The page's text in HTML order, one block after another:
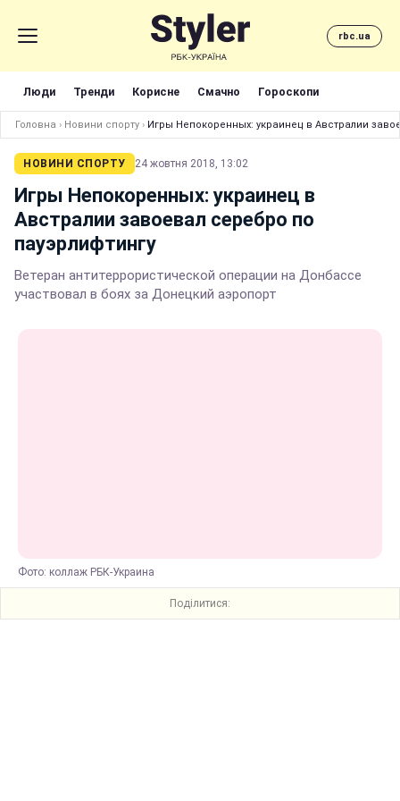
rbc.ua
Люди Тренди Корисне Смачно Гороскопи
Головна › Новини спорту › Игры Непокоренных: украинец в Австралии
НОВИНИ СПОРТУ 24 жовтня 2018, 13:02
Игры Непокоренных: украинец в
Австралии завоевал серебро по
пауэрлифтингу
Ветеран антитеррористической операции на Донбассе
участвовал в боях за Донецкий аэропорт
Фото: коллаж РБК-Украина
Поділитися: